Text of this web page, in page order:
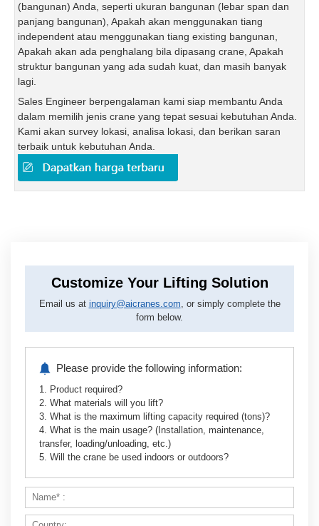
(bangunan) Anda, seperti ukuran bangunan (lebar span dan
panjang bangunan), Apakah akan menggunakan tiang
independent atau menggunakan tiang existing bangunan,
Apakah akan ada penghalang bila dipasang crane, Apakah
struktur bangunan yang ada sudah kuat, dan masih banyak
lagi.
Sales Engineer berpengalaman kami siap membantu Anda
dalam memilih jenis crane yang tepat sesuai kebutuhan Anda.
Kami akan survey lokasi, analisa lokasi, dan berikan saran
terbaik untuk kebutuhan Anda.
Customize Your Lifting Solution
Email us at inquiry@aicranes.com , or simply complete the
form below.
Please provide the following information:
1. Product required?
2. What materials will you lift?
3. What is the maximum lifting capacity required (tons)?
4. What is the main usage? (Installation, maintenance,
transfer, loading/unloading, etc.)
5. Will the crane be used indoors or outdoors?